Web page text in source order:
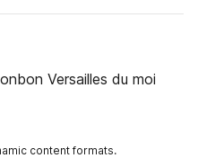
Versailles du moi
content formats.